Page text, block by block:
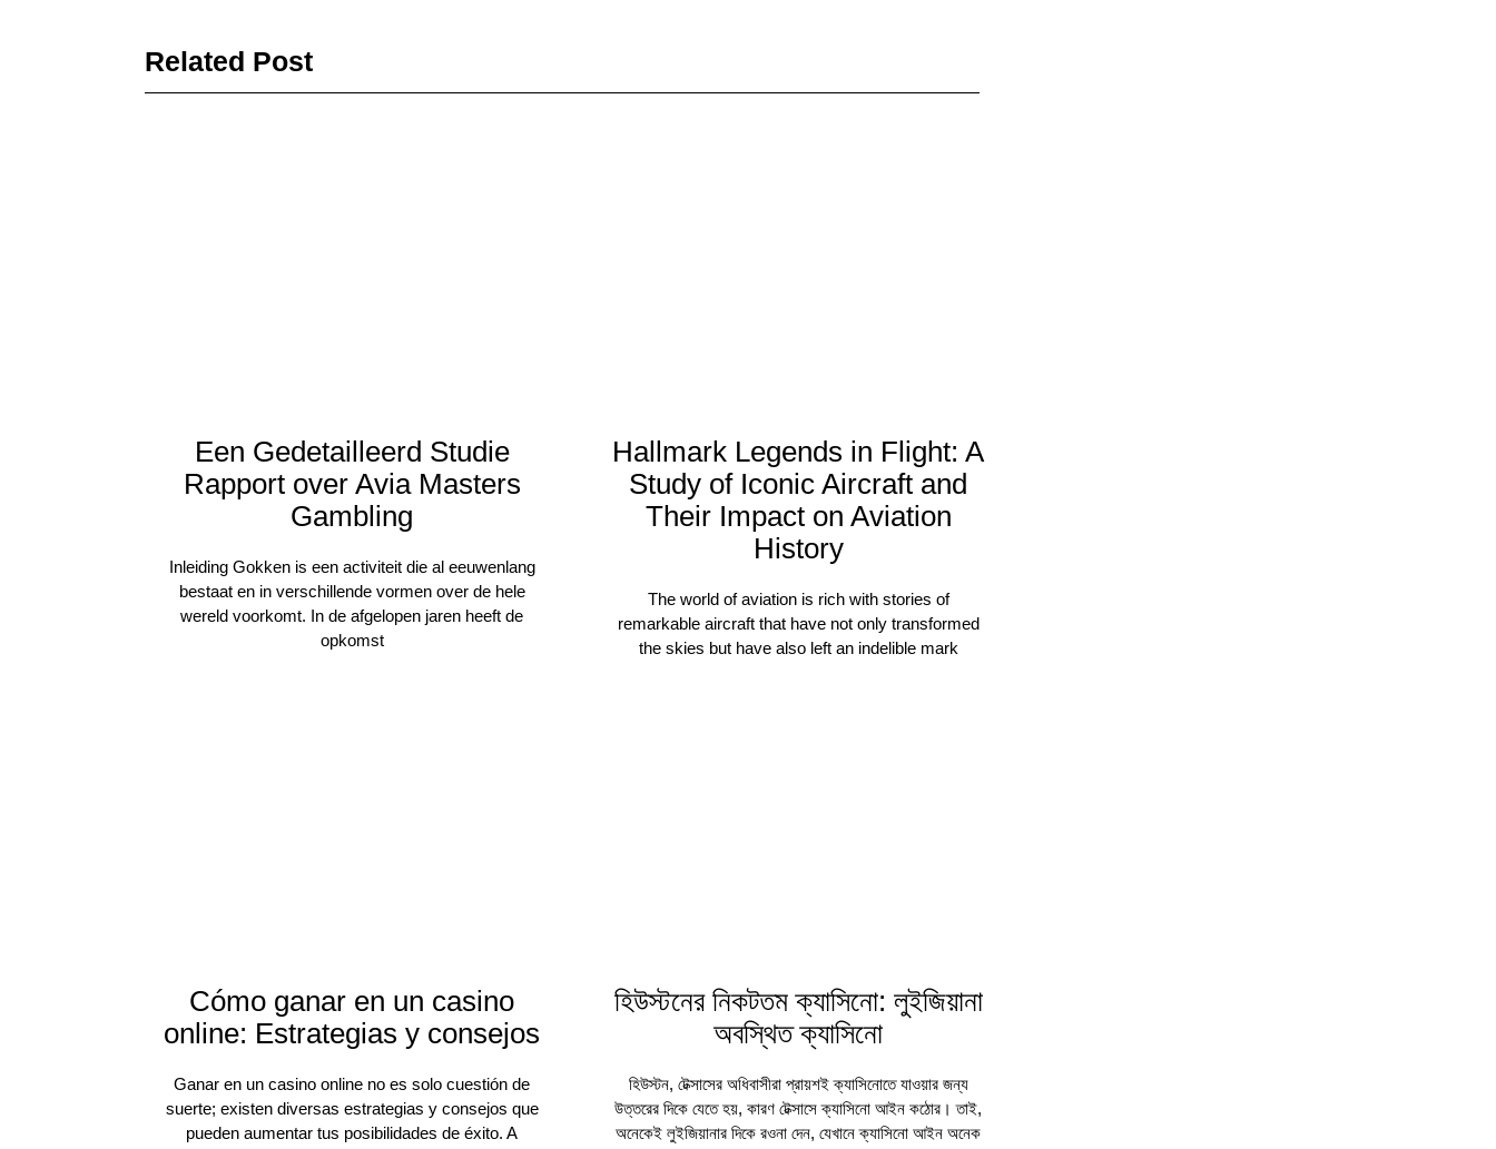
Related Post
Een Gedetailleerd Studie
Rapport over Avia Masters
Gambling
Inleiding Gokken is een activiteit die al eeuwenlang
bestaat en in verschillende vormen over de hele
wereld voorkomt. In de afgelopen jaren heeft de
opkomst
Hallmark Legends in Flight: A
Study of Iconic Aircraft and
Their Impact on Aviation
History
The world of aviation is rich with stories of
remarkable aircraft that have not only transformed
the skies but have also left an indelible mark
Cómo ganar en un casino
online: Estrategias y consejos
Ganar en un casino online no es solo cuestión de
suerte; existen diversas estrategias y consejos que
pueden aumentar tus posibilidades de éxito. A
হিউস্টনের নিকটতম ক্যাসিনো: লুইজিয়ানা
অবস্থিত ক্যাসিনো
হিউস্টন, টেক্সাসের অধিবাসীরা প্রায়শই ক্যাসিনোতে যাওয়ার জন্য
উত্তরের দিকে যেতে হয়, কারণ টেক্সাসে ক্যাসিনো আইন কঠোর। তাই,
অনেকেই লুইজিয়ানার দিকে রওনা দেন, যেখানে ক্যাসিনো আইন অনেক